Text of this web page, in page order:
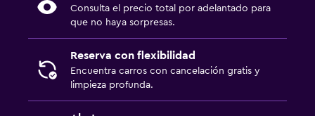
Consulta el precio total por adelantado para
que no haya sorpresas.
Reserva con flexibilidad
Encuentra carros con cancelación gratis y
limpieza profunda.